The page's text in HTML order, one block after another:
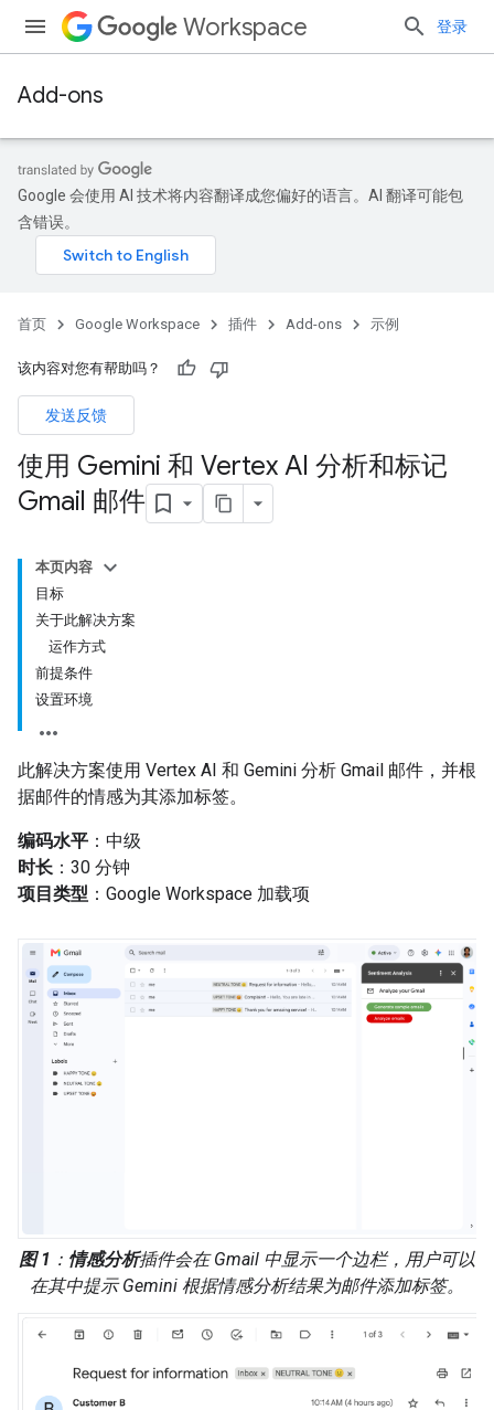
Workspace 登录
Add-ons
Google 会使用 AI 技术将内容翻译成您偏好的语言。AI 翻译可能包
含错误。
首页 Google Workspace 插件 Add-ons 示例
该内容对您有帮助吗？
发送反馈
使用 Gemini 和 Vertex AI 分析和标记
Gmail 邮件
本页内容
目标
关于此解决方案
运作方式
前提条件
设置环境
此解决方案使用 Vertex AI 和 Gemini 分析 Gmail 邮件，并根
据邮件的情感为其添加标签。
编码水平 ：中级
时长 ：30 分钟
项目类型 ：Google Workspace 加载项
图 1 ： 情感分析插件会在 Gmail 中显示一个边栏，用户可以
在其中提示 Gemini 根据情感分析结果为邮件添加标签。